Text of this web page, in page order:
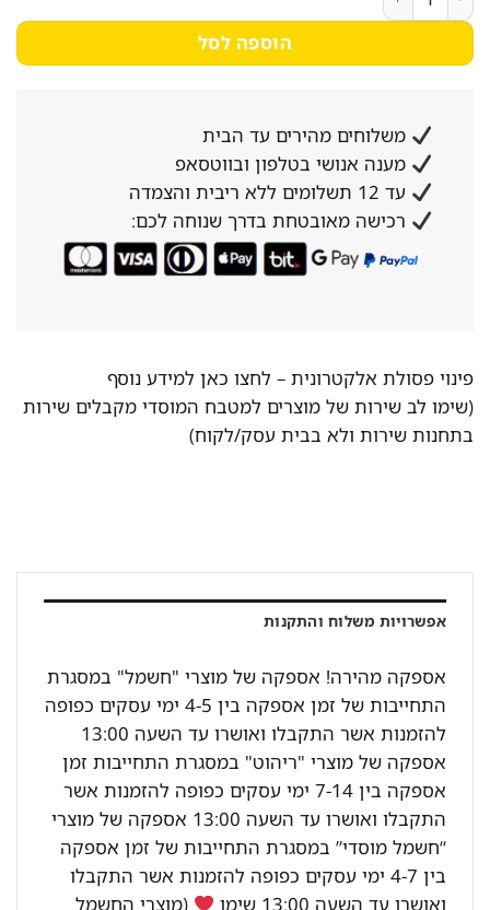
הוספה לסל
משלוחים מהירים עד הבית
מענה אנושי בטלפון ובווטסאפ
עד 12 תשלומים ללא ריבית והצמדה
רכישה מאובטחת בדרך שנוחה לכם:
פינוי פסולת אלקטרונית – לחצו כאן למידע נוסף
(שימו לב שירות של מוצרים למטבח המוסדי מקבלים שירות
בתחנות שירות ולא בבית עסק/לקוח)
אפשרויות משלוח והתקנות
אספקה מהירה! אספקה של מוצרי "חשמל" במסגרת
התחייבות של זמן אספקה בין 4-5 ימי עסקים כפופה
להזמנות אשר התקבלו ואושרו עד השעה 13:00
אספקה של מוצרי "ריהוט" במסגרת התחייבות זמן
אספקה בין 7-14 ימי עסקים כפופה להזמנות אשר
התקבלו ואושרו עד השעה 13:00 אספקה של מוצרי
“חשמל מוסדי” במסגרת התחייבות של זמן אספקה
בין 4-7 ימי עסקים כפופה להזמנות אשר התקבלו
ואושרו עד השעה 13:00 שימו
(מוצרי החשמל